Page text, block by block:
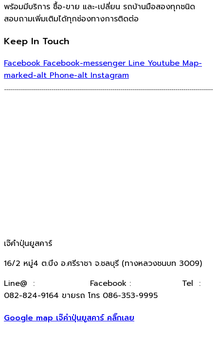
พร้อมมีบริการ ซื้อ-ขาย และ-เปลี่ยน รถบ้านมือสองทุกชนิด
สอบถามเพิ่มเติมได้ทุกช่องทางการติดต่อ
Keep In Touch
Facebook Facebook-messenger Line Youtube Map-
marked-alt Phone-alt Instagram
เจ๊คำปุ่นยูสคาร์
16/2 หมู่4 ต.บึง อ.ศรีราชา จ.ชลบุรี (ทางหลวงชนบท 3009)
​Line@ :
Facebook :
Tel :
082-824-9164 ขายรถ โทร 086-353-9995
Google map เจ๊คำปุ่นยูสคาร์ คลิ๊กเลย